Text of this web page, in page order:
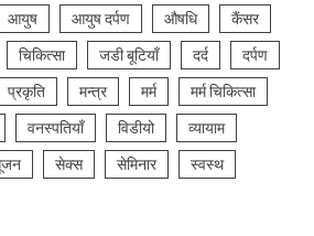
आयुष आयुष दर्पण औषधि कैंसर
चिकित्सा जडी बूटियाँ दर्द दर्पण
प्रकृति मन्त्र मर्म मर्म चिकित्सा
वनस्पतियाँ विडीयो व्यायाम
सेक्स सेमिनार स्वस्थ